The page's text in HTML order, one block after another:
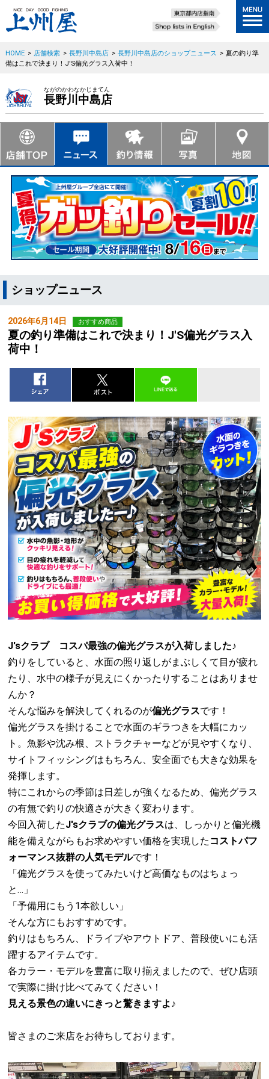
HOME > 店舗検索 > 長野川中島店 > 長野川中島店のショップニュース > 夏の釣り準
備はこれで決まり！J'S偏光グラス入荷中！
ながのかわなかじまてん
長野川中島店
ショップニュース
2026年6月14日 おすすめ商品
夏の釣り準備はこれで決まり！J'S偏光グラス入
荷中！
J'sクラブ コスパ最強の偏光グラスが入荷しました♪
釣りをしていると、水面の照り返しがまぶしくて目が疲れ
たり、水中の様子が見えにくかったりすることはありませ
んか？
そんな悩みを解決してくれるのが偏光グラスです！
偏光グラスを掛けることで水面のギラつきを大幅にカッ
ト。魚影や沈み根、ストラクチャーなどが見やすくなり、
サイトフィッシングはもちろん、安全面でも大きな効果を
発揮します。
特にこれからの季節は日差しが強くなるため、偏光グラス
の有無で釣りの快適さが大きく変わります。
今回入荷したJ'sクラブの偏光グラスは、しっかりと偏光機
能を備えながらもお求めやすい価格を実現した コストパフ
ォーマンス抜群の人気モデルです！
「偏光グラスを使ってみたいけど高価なものはちょっ
と…」
「予備用にもう1本欲しい」
そんな方にもおすすめです。
釣りはもちろん、ドライブやアウトドア、普段使いにも活
躍するアイテムです。
各カラー・モデルを豊富に取り揃えましたので、ぜひ店頭
で実際に掛け比べてみてください！
見える景色の違いにきっと驚きますよ♪
皆さまのご来店をお待ちしております。